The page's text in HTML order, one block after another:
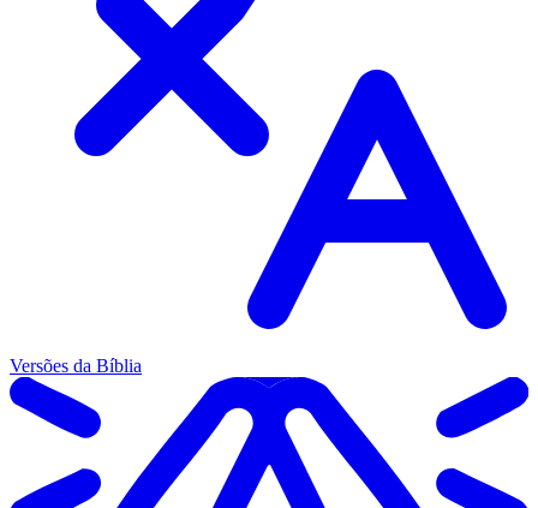
Versões da Bíblia